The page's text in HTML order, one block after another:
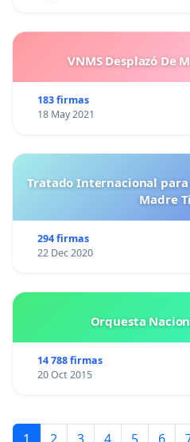
VNMS Desplazó De
183 firmas
18 May 2021
Tratado Internacional
Madre
294 firmas
22 Dec 2020
Orquesta
14 788 firmas
20 Oct 2015